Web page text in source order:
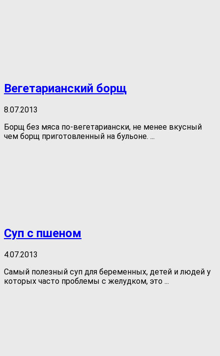
Вегетарианский борщ
8.07.2013
Борщ без мяса по-вегетариански, не менее вкусный
чем борщ приготовленный на бульоне. ...
Суп с пшеном
4.07.2013
Самый полезный суп для беременных, детей и людей у
которых часто проблемы с желудком, это ...